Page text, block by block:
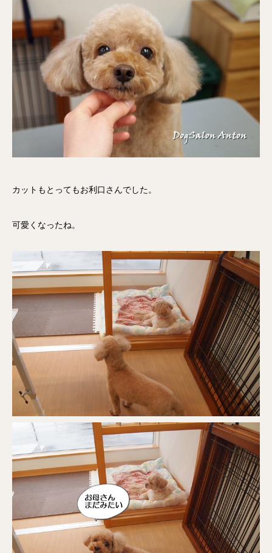
カットもとってもお利口さんでした。
可愛くなったね。